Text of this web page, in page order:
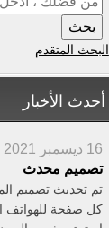
البحث المتقدم
أحدث الأخبار
16 ديسمبر 2021
تصميم محدث
تم تحديث تصميم
كل صفحة للهواتف